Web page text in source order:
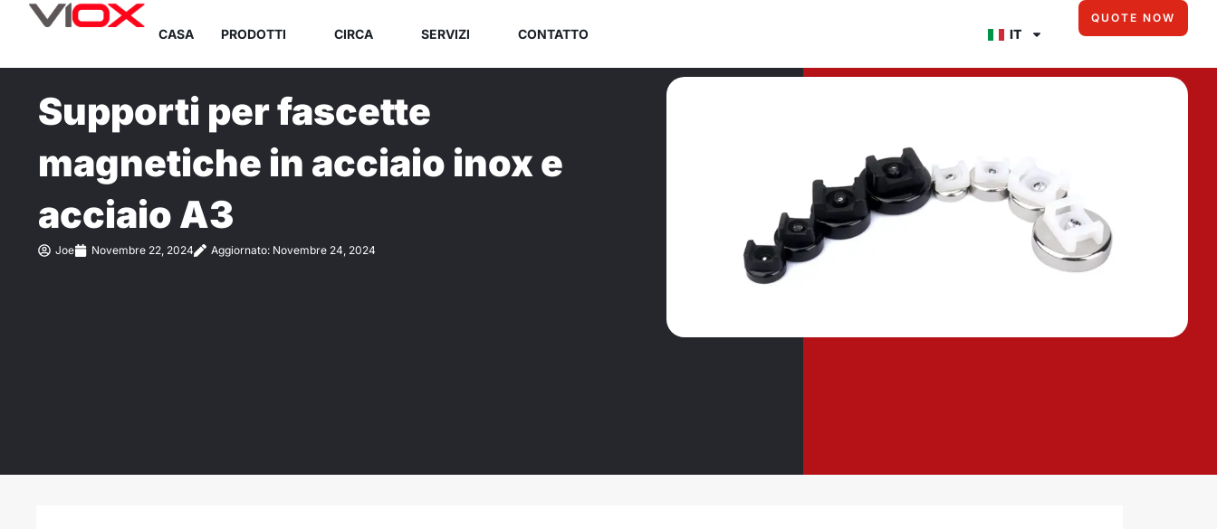
contenuto
CASA PRODOTTI CIRCA SERVIZI CONTATTO IT
QUOTE NOW
Supporti per fascette
magnetiche in acciaio inox e
acciaio A3
Joe Novembre 22, 2024 Aggiornato: Novembre 24, 2024